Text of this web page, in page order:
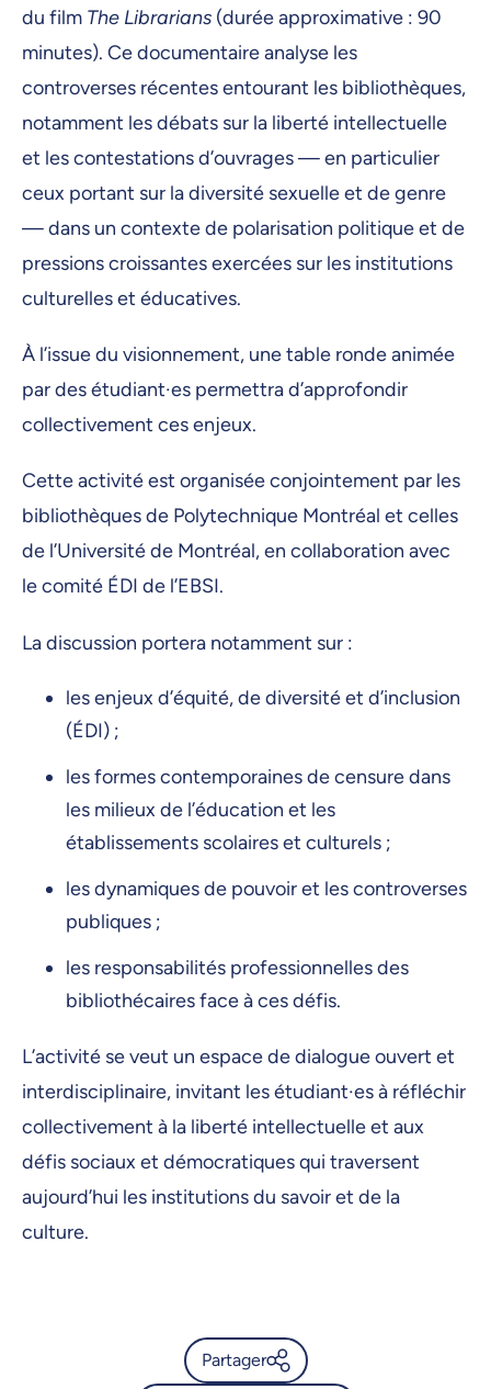
du film The Librarians (durée approximative : 90
minutes). Ce documentaire analyse les
controverses récentes entourant les bibliothèques,
notamment les débats sur la liberté intellectuelle
et les contestations d’ouvrages — en particulier
ceux portant sur la diversité sexuelle et de genre
— dans un contexte de polarisation politique et de
pressions croissantes exercées sur les institutions
culturelles et éducatives.
À l’issue du visionnement, une table ronde animée
par des étudiant·es permettra d’approfondir
collectivement ces enjeux.
Cette activité est organisée conjointement par les
bibliothèques de Polytechnique Montréal et celles
de l’Université de Montréal, en collaboration avec
le comité ÉDI de l’EBSI.
La discussion portera notamment sur :
les enjeux d’équité, de diversité et d’inclusion
(ÉDI) ;
les formes contemporaines de censure dans
les milieux de l’éducation et les
établissements scolaires et culturels ;
les dynamiques de pouvoir et les controverses
publiques ;
les responsabilités professionnelles des
bibliothécaires face à ces défis.
L’activité se veut un espace de dialogue ouvert et
interdisciplinaire, invitant les étudiant·es à réfléchir
collectivement à la liberté intellectuelle et aux
défis sociaux et démocratiques qui traversent
aujourd’hui les institutions du savoir et de la
culture.
Partager